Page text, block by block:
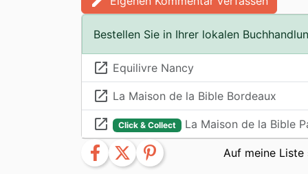
Bestellen Sie in Ihrer lokalen
launch Equilivre Nancy
launch La Maison de la Bible Bordeaux
launch Click & Collect La Maison de la Bible
facebook twitter pinterest